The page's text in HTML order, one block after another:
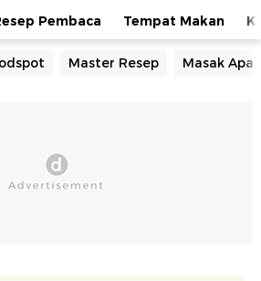
Pembaca Tempat Makan
Master Resep Masak Apa